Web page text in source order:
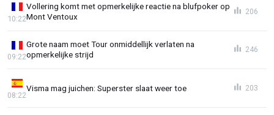
Vollering komt met opmerkelijke reactie na blufpoker op
Mont Ventoux
10:22
206
Grote naam moet Tour onmiddellijk verlaten na
opmerkelijke strijd
09:22
246
Visma mag juichen: Superster slaat weer toe
08:22
203